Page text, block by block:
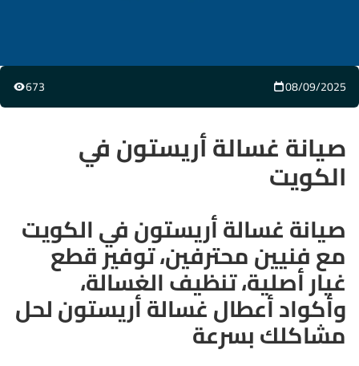
08/09/2025
673
صيانة غسالة أريستون في
الكويت
صيانة غسالة أريستون في الكويت
مع فنيين محترفين، توفير قطع
غيار أصلية، تنظيف الغسالة،
وأكواد أعطال غسالة أريستون لحل
مشاكلك بسرعة